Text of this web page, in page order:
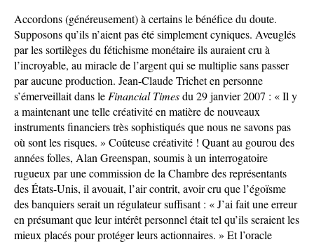
Accordons (généreusement) à certains le bénéfice du doute.
Supposons qu’ils n’aient pas été simplement cyniques. Aveuglés
par les sortilèges du fétichisme monétaire ils auraient cru à
l’incroyable, au miracle de l’argent qui se multiplie sans passer
par aucune production. Jean-Claude Trichet en personne
s’émerveillait dans le Financial Timesdu 29 janvier 2007 : « Il y
a maintenant une telle créativité en matière de nouveaux
instruments financiers très sophistiqués que nous ne savons pas
où sont les risques. » Coûteuse créativité ! Quant au gourou des
années folles, Alan Greenspan, soumis à un interrogatoire
rugueux par une commission de la Chambre des représentants
des États-Unis, il avouait, l’air contrit, avoir cru que l’égoïsme
des banquiers serait un régulateur suffisant : « J’ai fait une erreur
en présumant que leur intérêt personnel était tel qu’ils seraient les
mieux placés pour protéger leurs actionnaires. » Et l’oracle